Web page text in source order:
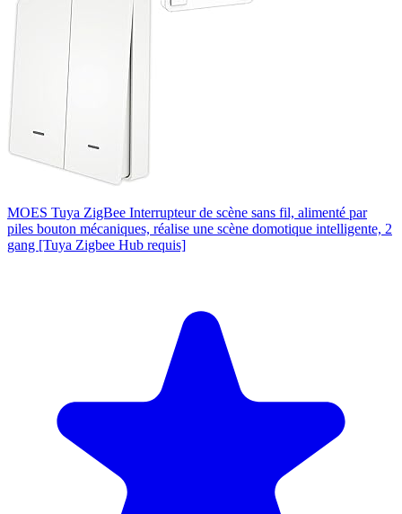
MOES Tuya ZigBee Interrupteur de scène sans fil, alimenté par
piles bouton mécaniques, réalise une scène domotique intelligente, 2
gang [Tuya Zigbee Hub requis]